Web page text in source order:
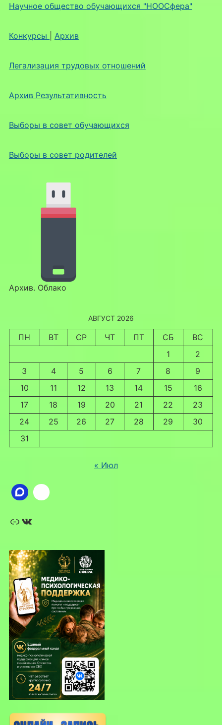
Научное общество обучающихся "НООСфера"
Конкурсы Архив
Легализация трудовых отношений
Архив Результативность
Выборы в совет обучающихся
Выборы в совет родителей
Архив. Облако
АВГУСТ 2026
ПН ВТ СР ЧТ ПТ СБ
ВС
1
2
3
4 5 6 7 8
9
10
11 12 13 14 15
16
17
18 19 20 21 22
23
24
25 26 27 28 29
30
31
« Июл
Ссылка